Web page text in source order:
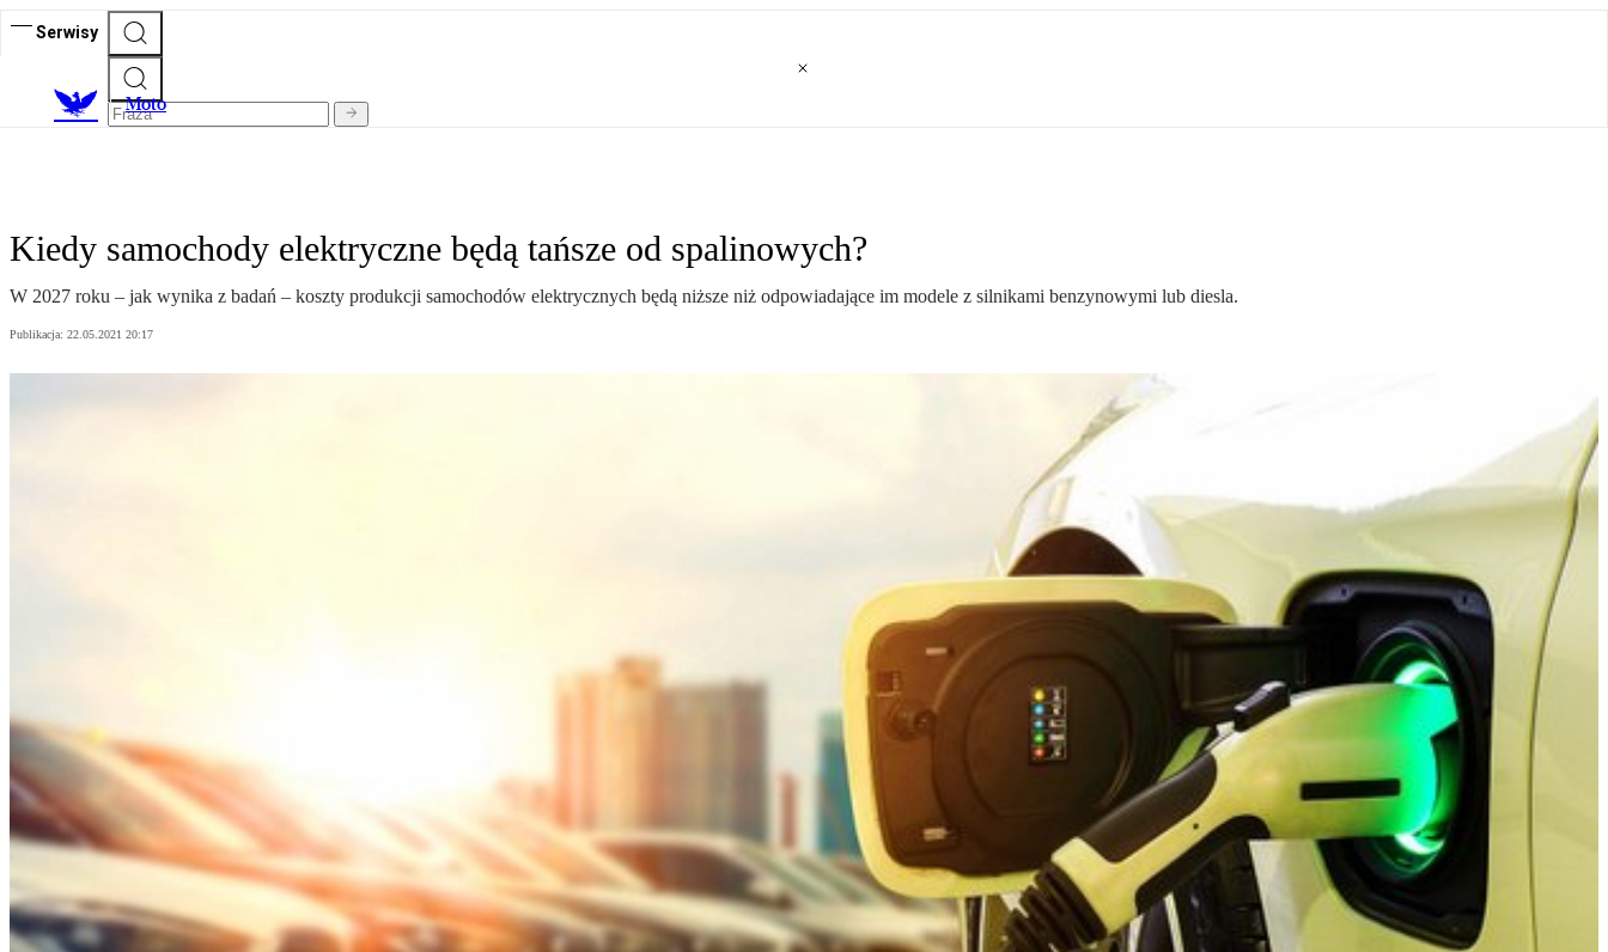
Serwisy
Moto
Kiedy samochody elektryczne będą tańsze od spalinowych?
W 2027 roku – jak wynika z badań – koszty produkcji samochodów elektrycznych będą niższe niż odpowiadające im modele z silnikami benzynowymi lub diesla.
Publikacja: 22.05.2021 20:17